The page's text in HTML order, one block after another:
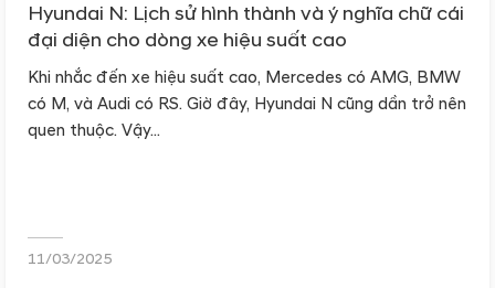
Hyundai N: Lịch sử hình thành và ý nghĩa chữ cái
đại diện cho dòng xe hiệu suất cao
11/03/2025
Khi nhắc đến xe hiệu suất cao, Mercedes có AMG, BMW
có M, và Audi có RS. Giờ đây, Hyundai N cũng dần trở nên
quen thuộc. Vậy...